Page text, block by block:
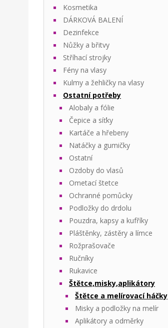
Kosmetika
DÁRKOVÁ BALENÍ
Dezinfekce
Nůžky a břitvy
Stříhací strojky
Fény na vlasy
Kulmy a žehličky na vlasy
Ostatní potřeby
Alobaly a fólie
Čepice a síťky
Kartáče a hřebeny
Natáčky a gumičky
Ostatní
Ozdoby do vlasů
Ometací štetce
Ochranné pomůcky
Podložky do drdolu
Pouzdra, kapsy a kufříky
Pláštěnky, zástěry a límce
Rožprašovače
Ručníky
Rukavice
Štětce,misky,aplikátory
Štětce a melírovací háčky
Misky a podložky na melír
Aplikátory a odměrky